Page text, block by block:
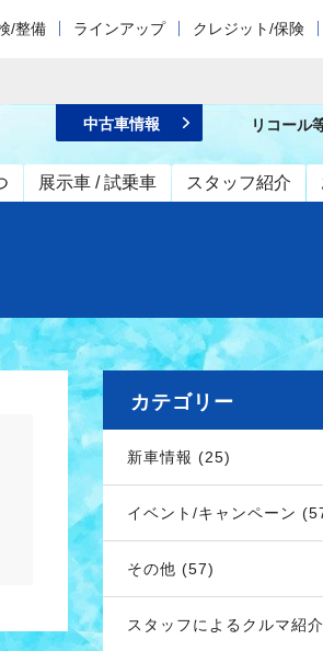
/整備 ラインアップ クレジット/保険
展示車 / 試乗車 スタッフ紹介
中古車情報 リコール
カテゴリー
新車情報 (25)
イベント/キャンペーン
その他 (57)
スタッフによるクルマ紹